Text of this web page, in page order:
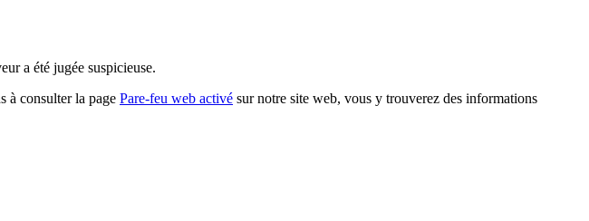
a été jugée suspicieuse.
à consulter la page Pare-feu web activé sur notre site web, vous y trouverez des informations